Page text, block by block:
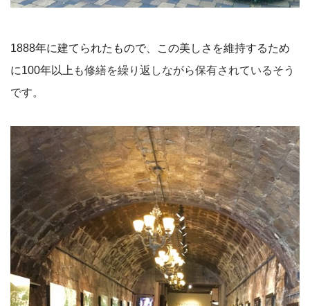
1888年に建てられたもので、この美しさを維持するため
に100年以上も修繕を繰り返しながら保有されているそう
です。